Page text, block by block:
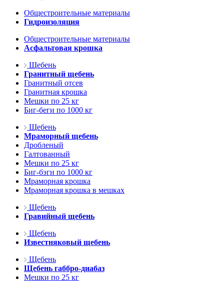
Общестроительные материалы
Гидроизоляция
Общестроительные материалы
Асфальтовая крошка
Щебень
Гранитный щебень
Гранитный отсев
Гранитная крошка
Мешки по 25 кг
Биг-беги по 1000 кг
Щебень
Мраморный щебень
Дробленый
Галтованный
Мешки по 25 кг
Биг-бэги по 1000 кг
Мраморная крошка
Мраморная крошка в мешках
Щебень
Гравийный щебень
Щебень
Известняковый щебень
Щебень
Щебень габбро-диабаз
Мешки по 25 кг